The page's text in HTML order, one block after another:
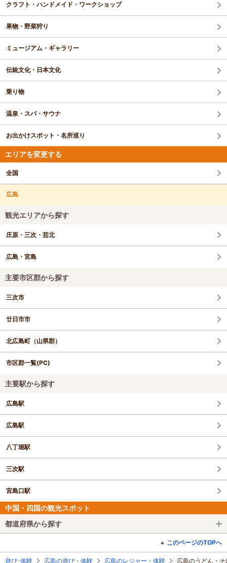
クラフト・ハンドメイド・ワークショップ
果物・野菜狩り
ミュージアム・ギャラリー
伝統文化・日本文化
乗り物
温泉・スパ・サウナ
お出かけスポット・名所巡り
エリアを変更する
全国
広島
観光エリアから探す
庄原・三次・芸北
広島・宮島
主要市区郡から探す
三次市
廿日市市
北広島町（山県郡）
市区郡一覧(PC)
主要駅から探す
広島駅
広島駅
八丁堀駅
三次駅
宮島口駅
中国・四国の観光スポット
都道府県から探す
このページのTOPへ
遊び･体験 広島の遊び・体験 広島のレジャー・体験 広島のうどん・